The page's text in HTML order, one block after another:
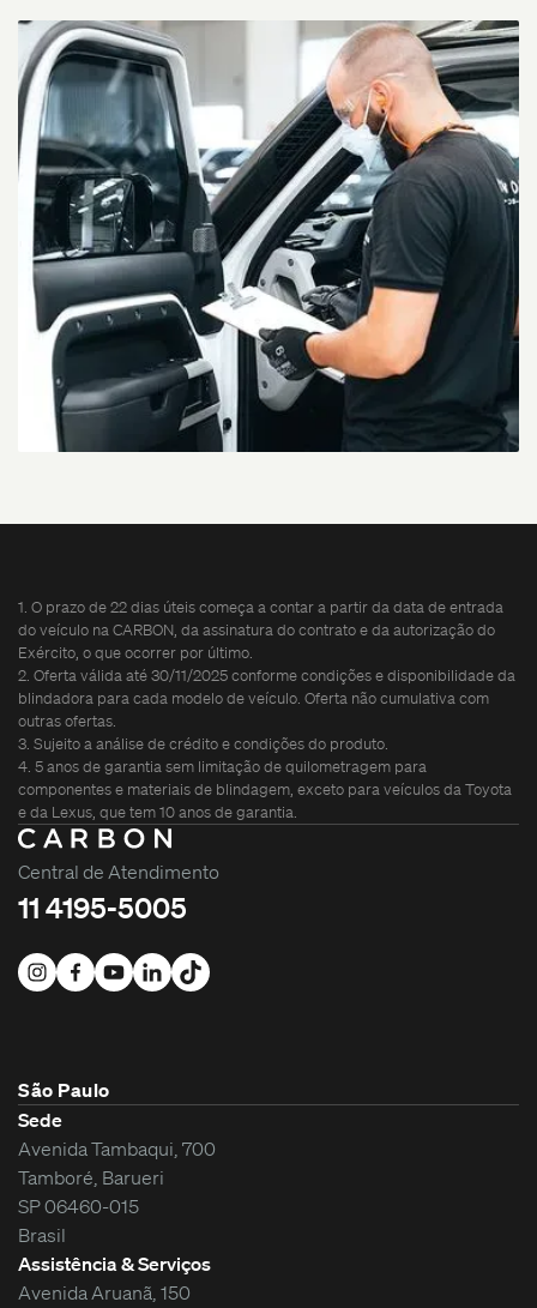
1. O prazo de 22 dias úteis começa a contar a partir da data de entrada
do veículo na CARBON, da assinatura do contrato e da autorização do
Exército, o que ocorrer por último.
2. Oferta válida até 30/11/2025 conforme condições e disponibilidade da
blindadora para cada modelo de veículo. Oferta não cumulativa com
outras ofertas.
3. Sujeito a análise de crédito e condições do produto.
4. 5 anos de garantia sem limitação de quilometragem para
componentes e materiais de blindagem, exceto para veículos da Toyota
e da Lexus, que tem 10 anos de garantia.
Central de Atendimento
11 4195-5005
São Paulo
Sede
Avenida Tambaqui, 700
Tamboré, Barueri
SP 06460-015
Brasil
Assistência & Serviços
Avenida Aruanã, 150